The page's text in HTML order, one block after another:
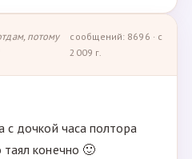
потому
сообщений: 8696 · с
2009 г.
с дочкой часа полтора
конечно 🙂